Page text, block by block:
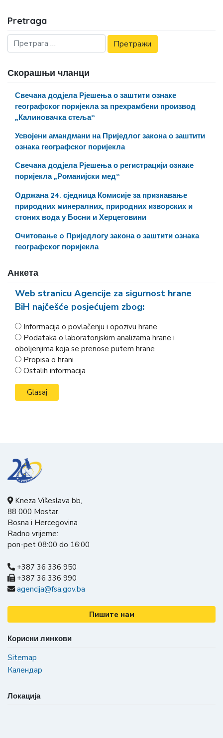
Pretraga
Скорашњи чланци
Свечана додјела Рјешења о заштити ознаке
географског поријекла за прехрамбени производ
„Калиновачка стеља“
Усвојени амандмани на Приједлог закона о заштити
ознака географског поријекла
Свечана додјела Рјешења о регистрацији ознаке
поријекла „Романијски мед“
Одржана 24. сједница Комисије за признавање
природних минералних, природних изворских и
стоних вода у Босни и Херцеговини
Очитовање o Приједлогу закона о заштити ознака
географског поријекла
Анкета
Web stranicu Agencije za sigurnost hrane
BiH najčešće posjećujem zbog:
Informacija o povlačenju i opozivu hrane
Podataka o laboratorijskim analizama hrane i
oboljenjima koja se prenose putem hrane
Propisa o hrani
Ostalih informacija
Kneza Višeslava bb,
88 000 Mostar,
Bosna i Hercegovina
Radno vrijeme:
pon-pet 08:00 do 16:00
+387 36 336 950
+387 36 336 990
agencija@fsa.gov.ba
Пишите нам
Корисни линкови
Sitemap
Календар
Локација